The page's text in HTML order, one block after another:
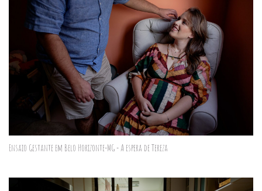
Ensaio Gestante em Belo Horizonte-MG - A espera de Tereza